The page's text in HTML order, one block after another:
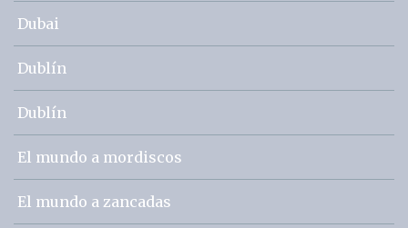
Dubai
Dublín
Dublín
El mundo a mordiscos
El mundo a zancadas